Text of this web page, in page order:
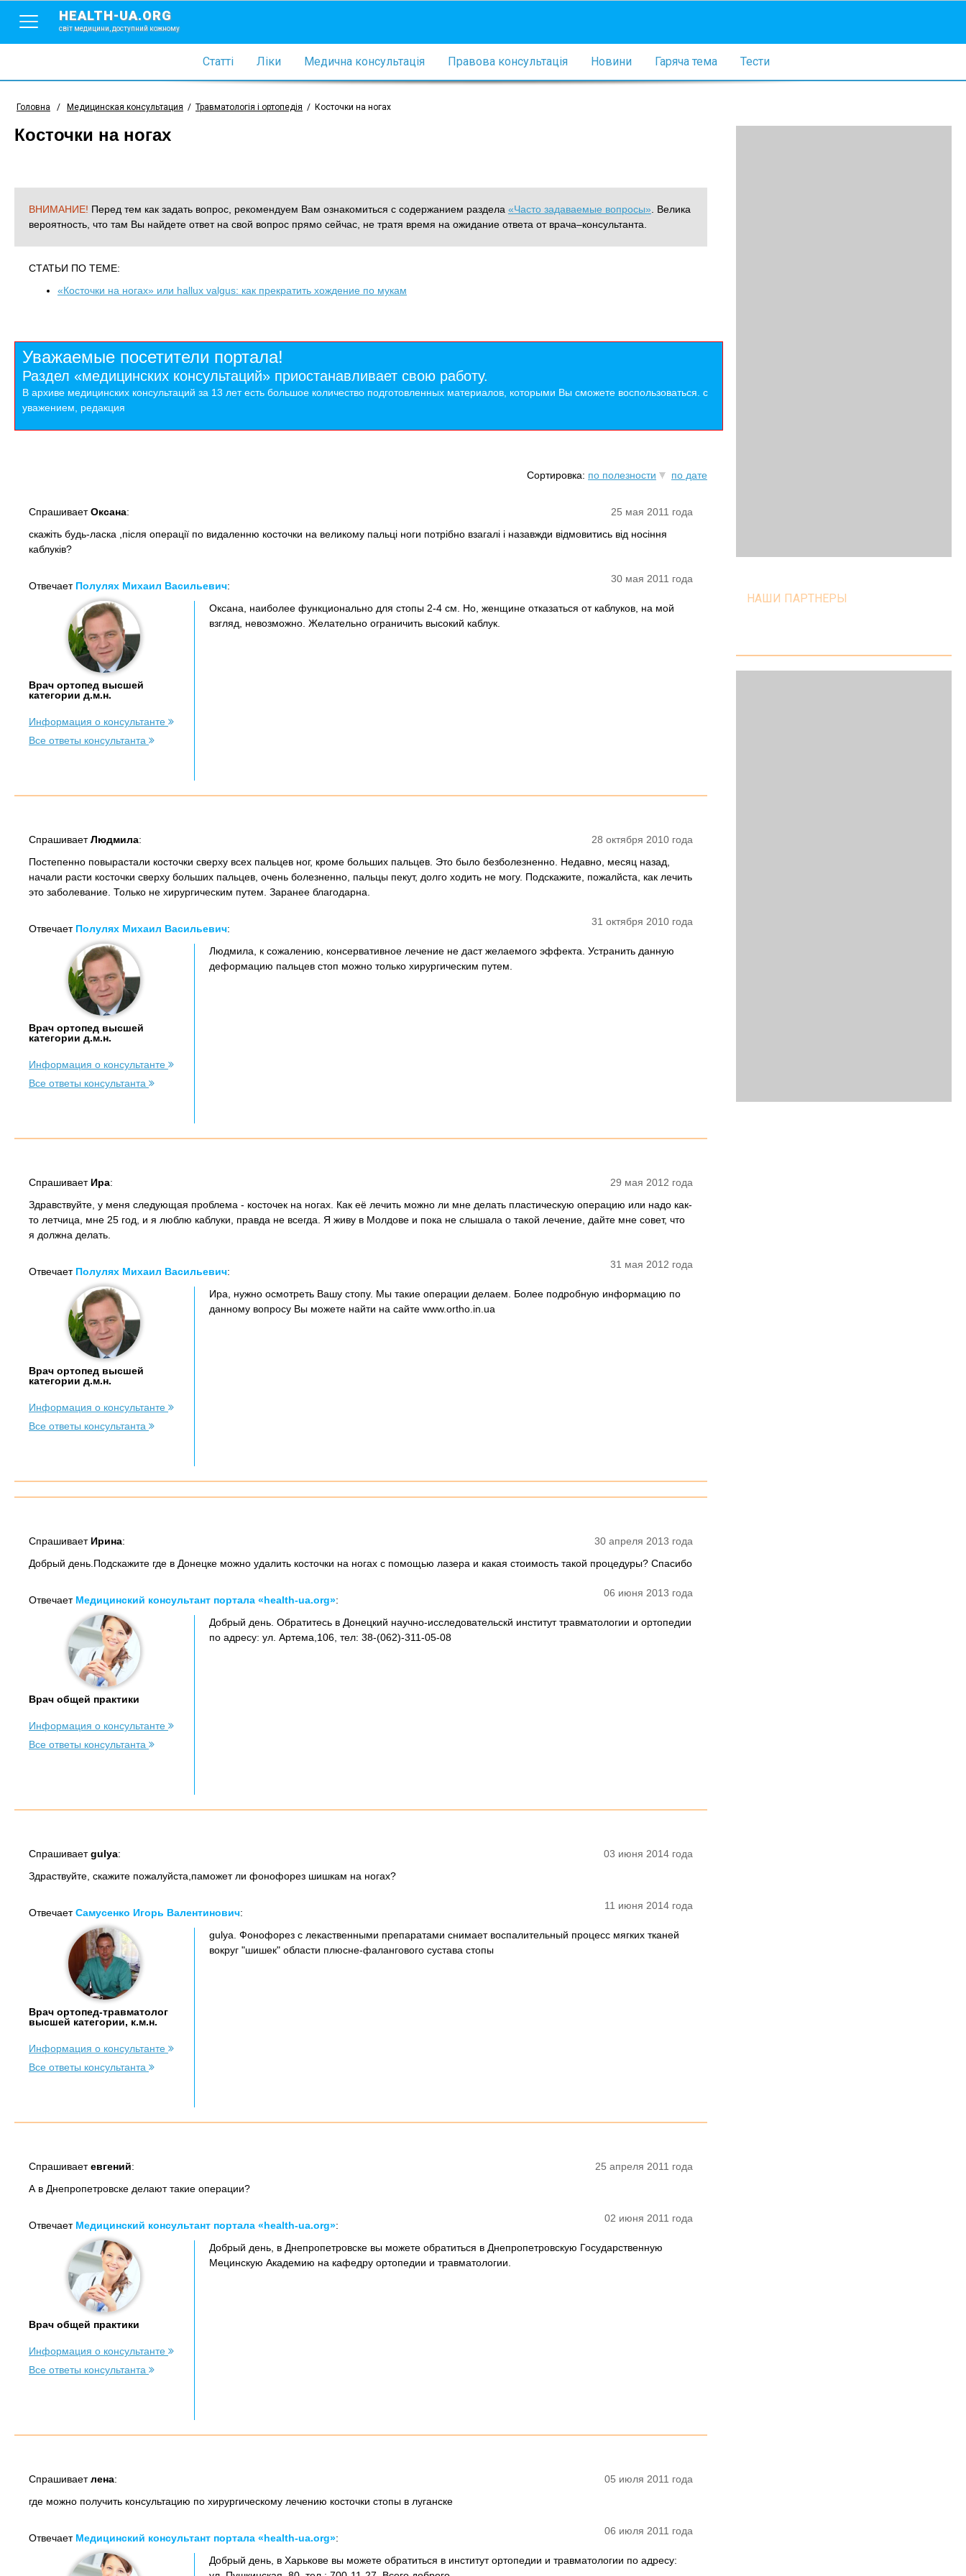
HEALTH-UA.ORG
світ медицини, доступний кожному
Статті Ліки Медична консультація Правова консультація Новини Гаряча тема Тести
Головна / Медицинская консультация / Травматологія і ортопедія / Косточки на ногах
Косточки на ногах
ВНИМАНИЕ! Перед тем как задать вопрос, рекомендуем Вам ознакомиться с содержанием раздела «Часто задаваемые вопросы» . Велика
вероятность, что там Вы найдете ответ на свой вопрос прямо сейчас, не тратя время на ожидание ответа от врача–консультанта.
СТАТЬИ ПО ТЕМЕ:
«Косточки на ногах» или hallux valgus: как прекратить хождение по мукам
Уважаемые посетители портала!
Раздел «медицинских консультаций» приостанавливает свою работу.
В архиве медицинских консультаций за 13 лет есть большое количество подготовленных материалов, которыми Вы сможете воспользоваться. с
уважением, редакция
Сортировка: по полезности по дате
25 мая 2011 года
СпрашиваетОксана:
скажіть будь-ласка ,після операції по видаленню косточки на великому пальці ноги потрібно взагалі і назавжди відмовитись від носіння
каблуків?
30 мая 2011 года
Отвечает Полулях Михаил Васильевич:
Врач ортопед высшей
категории д.м.н.
Информация о консультанте
Все ответы консультанта
Оксана, наиболее функционально для стопы 2-4 см. Но, женщине отказаться от каблуков, на мой
взгляд, невозможно. Желательно ограничить высокий каблук.
28 октября 2010 года
СпрашиваетЛюдмила:
Постепенно повырастали косточки сверху всех пальцев ног, кроме больших пальцев. Это было безболезненно. Недавно, месяц назад,
начали расти косточки сверху больших пальцев, очень болезненно, пальцы пекут, долго ходить не могу. Подскажите, пожалйста, как лечить
это заболевание. Только не хирургическим путем. Заранее благодарна.
31 октября 2010 года
Отвечает Полулях Михаил Васильевич:
Врач ортопед высшей
категории д.м.н.
Информация о консультанте
Все ответы консультанта
Людмила, к сожалению, консервативное лечение не даст желаемого эффекта. Устранить данную
деформацию пальцев стоп можно только хирургическим путем.
29 мая 2012 года
Спрашивает Ира:
Здравствуйте, у меня следующая проблема - косточек на ногах. Как её лечить можно ли мне делать пластическую операцию или надо как-
то летчица, мне 25 год, и я люблю каблуки, правда не всегда. Я живу в Молдове и пока не слышала о такой лечение, дайте мне совет, что
я должна делать.
31 мая 2012 года
Отвечает Полулях Михаил Васильевич:
Врач ортопед высшей
категории д.м.н.
Информация о консультанте
Все ответы консультанта
Ира, нужно осмотреть Вашу стопу. Мы такие операции делаем. Более подробную информацию по
данному вопросу Вы можете найти на сайте www.ortho.in.ua
30 апреля 2013 года
Спрашивает Ирина:
Добрый день.Подскажите где в Донецке можно удалить косточки на ногах с помощью лазера и какая стоимость такой процедуры? Спасибо
06 июня 2013 года
Отвечает Медицинский консультант портала «health-ua.org»:
Врач общей практики
Информация о консультанте
Все ответы консультанта
Добрый день. Обратитесь в Донецкий научно-исследовательскй институт травматологии и ортопедии
по адресу: ул. Артема,106, тел: 38-(062)-311-05-08
03 июня 2014 года
Спрашиваетgulya:
Здраствуйте, скажите пожалуйста,паможет ли фонофорез шишкам на ногах?
11 июня 2014 года
ОтвечаетСамусенко Игорь Валентинович:
Врач ортопед-травматолог
высшей категории, к.м.н.
Информация о консультанте
Все ответы консультанта
gulya. Фонофорез с лекаственными препаратами снимает воспалительный процесс мягких тканей
вокруг "шишек" области плюсне-фалангового сустава стопы
25 апреля 2011 года
Спрашиваетевгений:
А в Днепропетровске делают такие операции?
02 июня 2011 года
Отвечает Медицинский консультант портала «health-ua.org»:
Врач общей практики
Информация о консультанте
Все ответы консультанта
Добрый день, в Днепропетровске вы можете обратиться в Днепропетровскую Государственную
Мецинскую Академию на кафедру ортопедии и травматологии.
05 июля 2011 года
Спрашиваетлена:
где можно получить консультацию по хирургическому лечению косточки стопы в луганске
06 июля 2011 года
Отвечает Медицинский консультант портала «health-ua.org»:
Добрый день, в Харькове вы можете обратиться в институт ортопедии и травматологии по адресу:
НАШИ ПАРТНЕРЫ